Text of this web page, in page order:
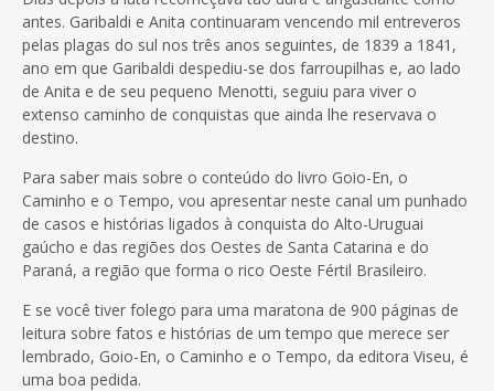
antes. Garibaldi e Anita continuaram vencendo mil entreveros
pelas plagas do sul nos três anos seguintes, de 1839 a 1841,
ano em que Garibaldi despediu-se dos farroupilhas e, ao lado
de Anita e de seu pequeno Menotti, seguiu para viver o
extenso caminho de conquistas que ainda lhe reservava o
destino.
Para saber mais sobre o conteúdo do livro Goio-En, o
Caminho e o Tempo, vou apresentar neste canal um punhado
de casos e histórias ligados à conquista do Alto-Uruguai
gaúcho e das regiões dos Oestes de Santa Catarina e do
Paraná, a região que forma o rico Oeste Fértil Brasileiro.
E se você tiver folego para uma maratona de 900 páginas de
leitura sobre fatos e histórias de um tempo que merece ser
lembrado, Goio-En, o Caminho e o Tempo, da editora Viseu, é
uma boa pedida.